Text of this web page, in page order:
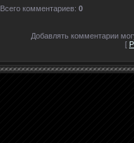
Всего комментариев: 0
Добавлять комментарии
[